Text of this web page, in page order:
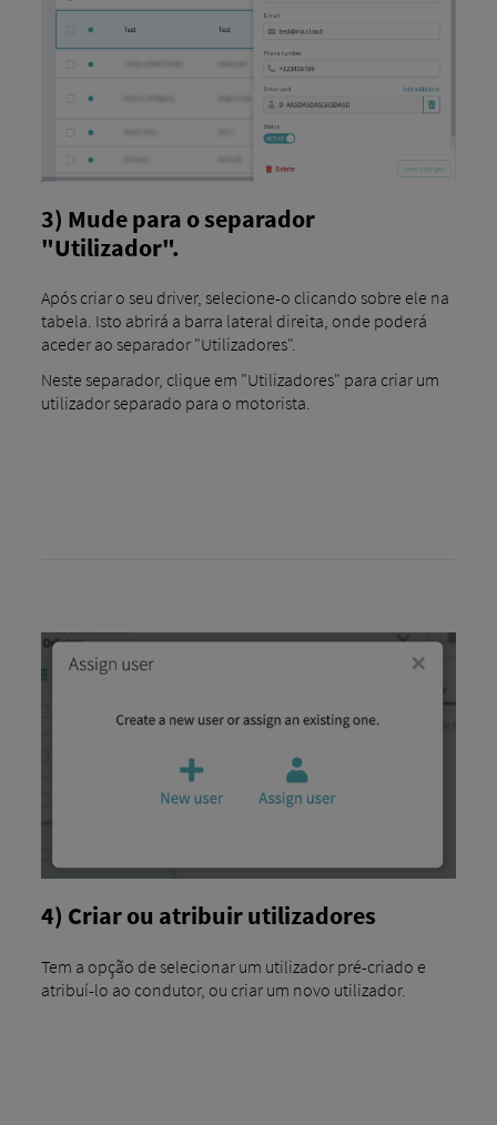
3) Mude para o separador
"Utilizador".
Após criar o seu driver, selecione-o clicando sobre ele na
tabela. Isto abrirá a barra lateral direita, onde poderá
aceder ao separador "Utilizadores".
Neste separador, clique em "Utilizadores" para criar um
utilizador separado para o motorista.
4) Criar ou atribuir utilizadores
Tem a opção de selecionar um utilizador pré-criado e
atribuí-lo ao condutor, ou criar um novo utilizador.